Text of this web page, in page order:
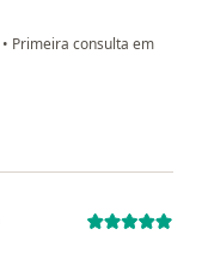
• Primeira consulta em